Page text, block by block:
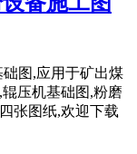
图,应用于矿出煤
压机基础图,粉磨
张图纸,欢迎下载